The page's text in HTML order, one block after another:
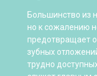
Большинство из
но к сожалению
предотвращает
зубных
трудно